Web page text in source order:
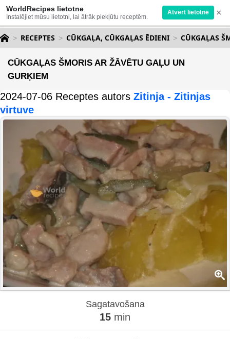
WorldRecipes lietotne
Instalējiet mūsu lietotni, lai ātrāk piekļūtu receptēm.
Atvērt lietotnē ×
RECEPTES CŪKGAĻA, CŪKGAĻAS ĒDIENI CŪKGAĻAS
CŪKGAĻAS ŠMORIS AR ŽĀVĒTU GAĻU UN
GURĶIEM
2024-07-06 Receptes autors Zitinja - Zitinjas
virtuve
Sagatavošana
15 min